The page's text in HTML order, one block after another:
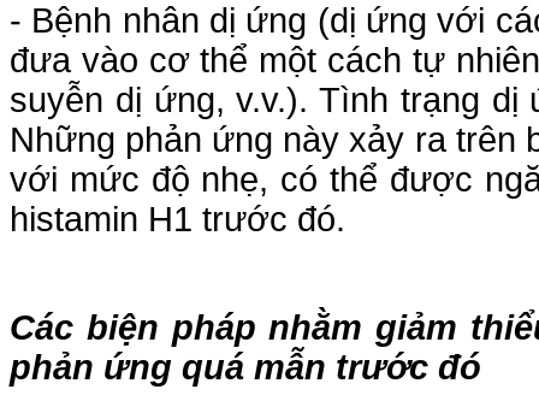
- Bệnh nhân dị ứng (dị ứng với
đưa vào cơ thể một cách tự
suyễn dị ứng, v.v.). Tình trạng dị
Những phản ứng này xảy ra trên
với mức độ nhẹ, có thể được
histamin H1 trước đó.
Các biện pháp nhằm giảm
phản ứng quá mẫn trước đó